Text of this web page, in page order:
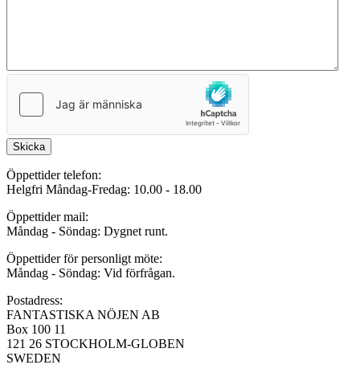
Skicka
Öppettider telefon:
Helgfri Måndag-Fredag: 10.00 - 18.00
Öppettider mail:
Måndag - Söndag: Dygnet runt.
Öppettider för personligt möte:
Måndag - Söndag: Vid förfrågan.
Postadress:
FANTASTISKA NÖJEN AB
Box 100 11
121 26 STOCKHOLM-GLOBEN
SWEDEN